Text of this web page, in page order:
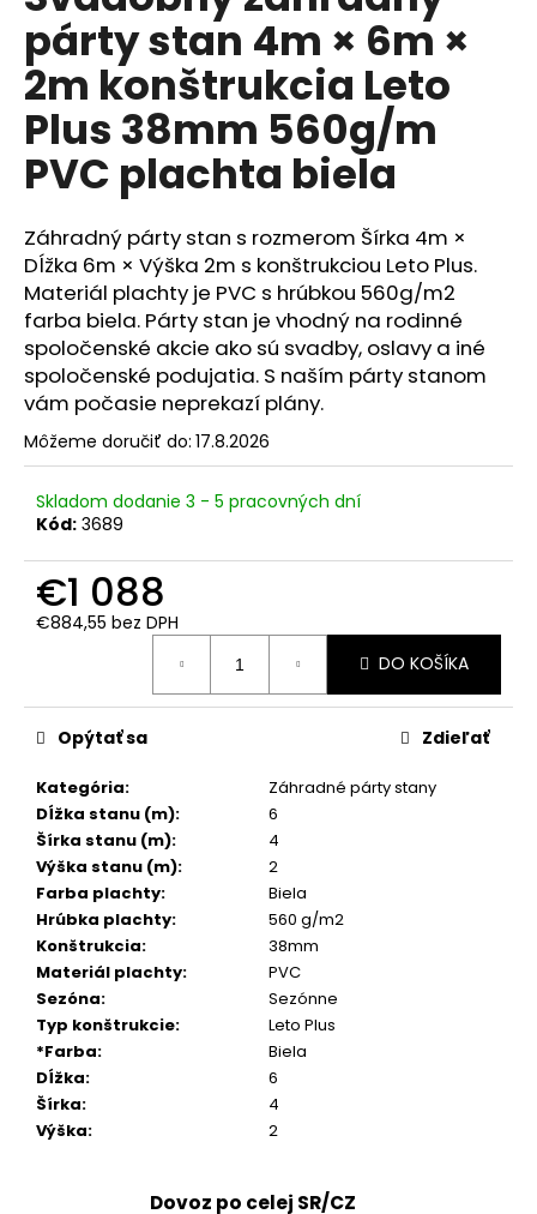
5
hviezdičiek.
párty stan 4m × 6m ×
2m konštrukcia Leto
Plus 38mm 560g/m
PVC plachta biela
Záhradný párty stan s rozmerom Šírka 4m ×
Dĺžka 6m × Výška 2m s konštrukciou Leto Plus.
Materiál plachty je PVC s hrúbkou 560g/m2
farba biela. Párty stan je vhodný na rodinné
spoločenské akcie ako sú svadby, oslavy a iné
spoločenské podujatia. S naším párty stanom
vám počasie neprekazí plány.
Môžeme doručiť do: 17.8.2026
Skladom dodanie 3 - 5 pracovných dní
Kód: 3689
€1 088
€884,55 bez DPH
DO KOŠÍKA
Kategória:
Záhradné párty stany
Dĺžka stanu (m):
6
Šírka stanu (m):
4
Výška stanu (m):
2
Farba plachty:
Biela
Hrúbka plachty:
560 g/m2
Konštrukcia:
38mm
Materiál plachty:
PVC
Sezóna:
Sezónne
Typ konštrukcie:
Leto Plus
*Farba:
Biela
Dĺžka:
6
Šírka:
4
Výška: 2
Opýtať sa Zdieľať
Dovoz po celej SR/CZ
á
j
s
ť
?
HĽADAŤ
O
d
p
o
ú
č
a
m
e